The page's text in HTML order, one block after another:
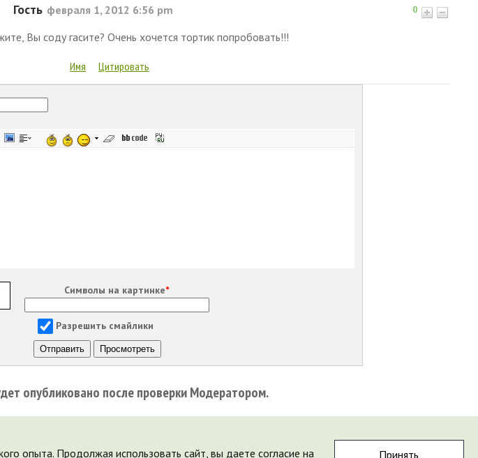
опыта. Продолжая использовать сайт, вы даете согласие на Принять
0
Гость февраля 1, 2012 6:56 pm
Вы соду гасите? Очень хочется тортик попробовать!!!
Имя Цитировать
Символы на картинке*
Разрешить смайлики
опубликовано после проверки Модератором.